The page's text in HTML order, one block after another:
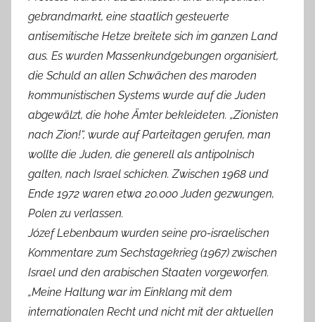
gebrandmarkt, eine staatlich gesteuerte
antisemitische Hetze breitete sich im ganzen Land
aus. Es wurden Massenkundgebungen organisiert,
die Schuld an allen Schwächen des maroden
kommunistischen Systems wurde auf die Juden
abgewälzt, die hohe Ämter bekleideten. „Zionisten
nach Zion!“, wurde auf Parteitagen gerufen, man
wollte die Juden, die generell als antipolnisch
galten, nach Israel schicken. Zwischen 1968 und
Ende 1972 waren etwa 20.000 Juden gezwungen,
Polen zu verlassen.
Józef Lebenbaum wurden seine pro-israelischen
Kommentare zum Sechstagekrieg (1967) zwischen
Israel und den arabischen Staaten vorgeworfen.
„Meine Haltung war im Einklang mit dem
internationalen Recht und nicht mit der aktuellen